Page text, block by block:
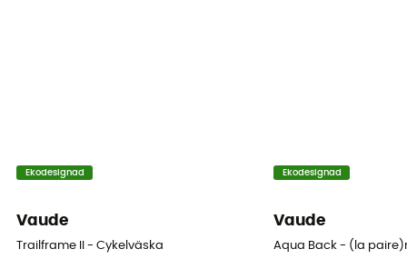
Ekodesignad
Vaude
Trailframe II - Cykelväska
Ekodesignad
Vaude
Aqua Back - (la